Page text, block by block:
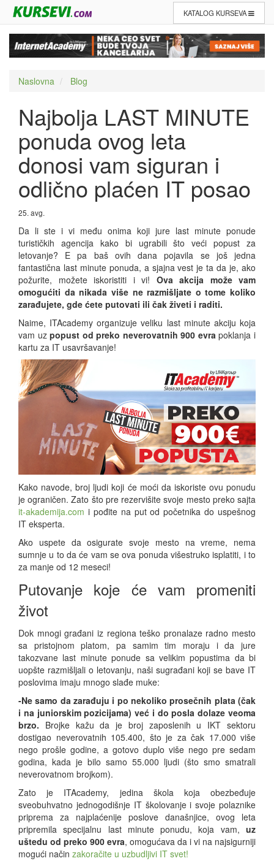
KATALOG KURSEVA
Naslovna Blog
Najbolja LAST MINUTE
ponuda ovog leta
donosi vam siguran i
odlično plaćen IT posao
25. avg.
Da li ste i vi među onima koji jure last minute ponude
turističkih agencija kako bi ugrabili što veći popust za
letovanje? E pa baš ovih dana pojavila se još jedna
fantastična last minute ponuda, a sjajna vest je ta da je, ako
požurite, možete iskoristiti i vi! Ova akcija može vam
omogućiti da nikada više ne razmišljate o tome koliko
zarađujete, gde ćete putovati ili čak živeti i raditi.
Naime, ITAcademy organizuje veliku last minute akciju koja
vam uzpopust od preko neverovatnih 900 evra poklanja i
kartu za IT usavršavanje!
Kako navode, broj ljudi koji će moći da iskoriste ovu ponudu
je ograničen. Zato što pre rezervišite svoje mesto preko sajta
it-akademija.com i pođite na put od početnika do uspešnog
IT eksperta.
Ako uspete da osigurate svoje mesto na vreme, nema
sumnje u to da će vam se ova ponuda višestruko isplatiti, i to
za manje od 12 meseci!
Putovanje koje će vam promeniti
život
Dok mnogi građani iz regiona teško pronalaze radno mesto
sa pristojnom platom, pa samim tim moraju i da jure
takozvane last minute ponude sa velikim popustima da bi
uopšte razmišljali o letovanju, naši sugrađani koji se bave IT
poslovima imaju mnogo slađe muke:
-Ne samo da zarađuju i po nekoliko prosečnih plata (čak
i na juniorskim pozicijama) već i do posla dolaze veoma
brzo. Brojke kažu da je broj zaposlenih u IKT sektoru
dostigao neverovatnih 105.400, što je za čak 17.000 više
nego prošle godine, a gotovo duplo više nego pre sedam
godina, kada je bilo samo 55.000 ljudi (što smo smatrali
neverovatnom brojkom).
Zato je ITAcademy, jedina škola koja obezbeđuje
sveobuhvatno jednogodišnje IT školovanje i svoje polaznike
priprema za najplaćenije poslove današnjice, ovog leta
pripremila specijalnu last minute ponudu, koja vam, uz
uštedu od preko 900 evra, omogućava da i vi na najsigurniji
mogući način zakoračite u uzbudljivi IT svet!